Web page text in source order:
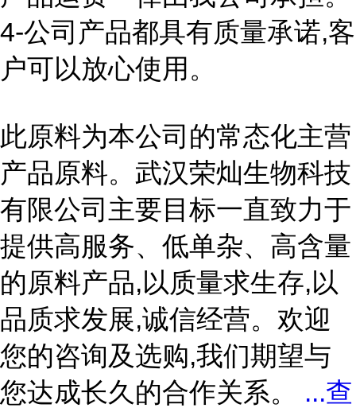
4-公司产品都具有质量承诺,客
户可以放心使用。
此原料为本公司的常态化主营
产品原料。武汉荣灿生物科技
有限公司主要目标一直致力于
提供高服务、低单杂、高含量
的原料产品,以质量求生存,以
品质求发展,诚信经营。欢迎
您的咨询及选购,我们期望与
您达成长久的合作关系。 ...查